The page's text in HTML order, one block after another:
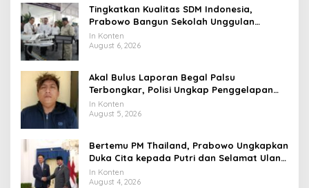
Tingkatkan Kualitas SDM Indonesia,
Prabowo Bangun Sekolah Unggulan
hingga Undang Universitas Terbaik Dunia
In Konten
August 6, 2026
Akal Bulus Laporan Begal Palsu
Terbongkar, Polisi Ungkap Penggelapan
Uang Perusahaan untuk Crypto
In Konten
August 5, 2026
Bertemu PM Thailand, Prabowo Ungkapkan
Duka Cita kepada Putri dan Selamat Ulang
Tahun ke Raja Thailand
In Konten
August 4, 2026